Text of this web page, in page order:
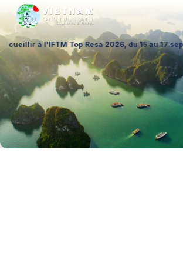
Top Resa 2026, du 15 au 17